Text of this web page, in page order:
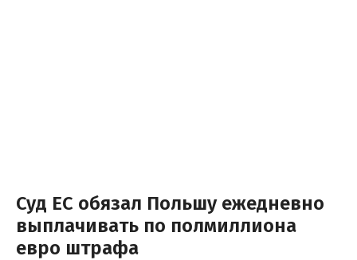
Суд ЕС обязал Польшу ежедневно
выплачивать по полмиллиона
евро штрафа